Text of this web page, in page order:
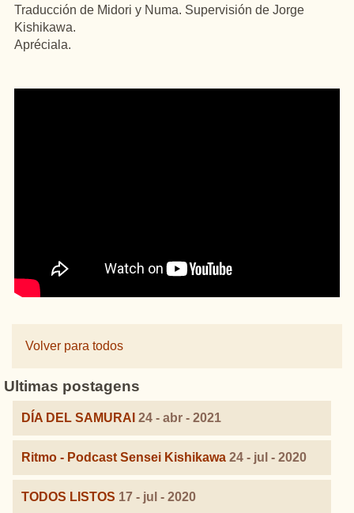
Traducción de Midori y Numa. Supervisión de Jorge
Kishikawa.
Apréciala.
Volver para todos
Ultimas postagens
DÍA DEL SAMURAI 24 - abr - 2021
Ritmo - Podcast Sensei Kishikawa 24 - jul - 2020
TODOS LISTOS 17 - jul - 2020